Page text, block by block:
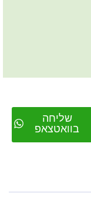
שליחה
בוואטצאפ